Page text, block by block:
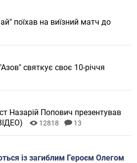
поїхав на виїзний матч до
святкує своє 10-річчя
Назарій Попович презентував
12818 13
із загиблим Героєм Олегом